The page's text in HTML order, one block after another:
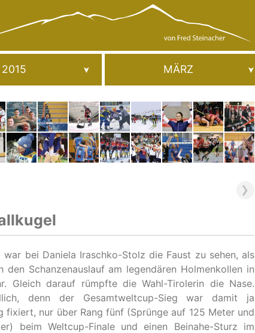
JAHRBUCH
2005
2025
2015 MÄRZ
war bei Daniela Iraschko-Stolz die Faust zu sehen, als
den Schanzenauslauf am legendären Holmenkollen in
Gleich darauf rümpfte die Wahl-Tirolerin die Nase.
denn der Gesamtweltcup-Sieg war damit ja
fixiert, nur über Rang fünf (Sprünge auf 125 Meter und
beim Weltcup-Finale und einen Beinahe-Sturz im